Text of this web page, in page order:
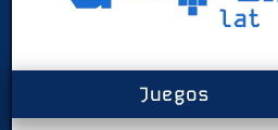
Juegos